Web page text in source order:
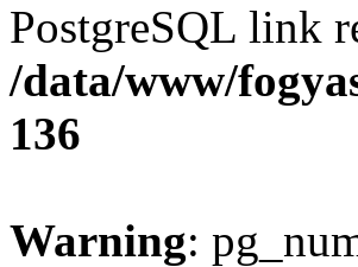
PostgreSQL link
/data/www/
136
Warning: